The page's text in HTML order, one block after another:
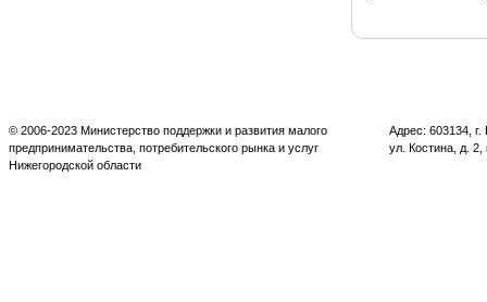
© 2006-2023 Министерство поддержки и развития малого
предпринимательства, потребительского рынка и услуг
Нижегородской области
Адрес: 603134,
ул. Костина, д. 2,